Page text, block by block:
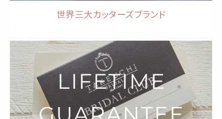
世界三大カッターズブランド